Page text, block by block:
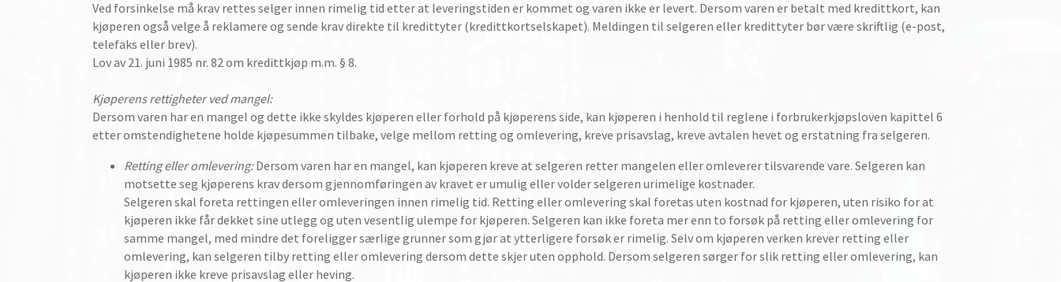
Ved forsinkelse må krav rettes selger innen rimelig tid etter at leveringstiden er kommet og varen ikke er levert. Dersom varen er betalt med kredittkort, kan
kjøperen også velge å reklamere og sende krav direkte til kredittyter (kredittkortselskapet). Meldingen til selgeren eller kredittyter bør være skriftlig (e-post,
telefaks eller brev).
Lov av 21. juni 1985 nr. 82 om kredittkjøp m.m. § 8.
Kjøperens rettigheter ved mangel:
Dersom varen har en mangel og dette ikke skyldes kjøperen eller forhold på kjøperens side, kan kjøperen i henhold til reglene i forbrukerkjøpsloven kapittel 6
etter omstendighetene holde kjøpesummen tilbake, velge mellom retting og omlevering, kreve prisavslag, kreve avtalen hevet og erstatning fra selgeren.
Retting eller omlevering:Dersom varen har en mangel, kan kjøperen kreve at selgeren retter mangelen eller omleverer tilsvarende vare. Selgeren kan
motsette seg kjøperens krav dersom gjennomføringen av kravet er umulig eller volder selgeren urimelige kostnader.
Selgeren skal foreta rettingen eller omleveringen innen rimelig tid. Retting eller omlevering skal foretas uten kostnad for kjøperen, uten risiko for at
kjøperen ikke får dekket sine utlegg og uten vesentlig ulempe for kjøperen. Selgeren kan ikke foreta mer enn to forsøk på retting eller omlevering for
samme mangel, med mindre det foreligger særlige grunner som gjør at ytterligere forsøk er rimelig. Selv om kjøperen verken krever retting eller
omlevering, kan selgeren tilby retting eller omlevering dersom dette skjer uten opphold. Dersom selgeren sørger for slik retting eller omlevering, kan
kjøperen ikke kreve prisavslag eller heving.